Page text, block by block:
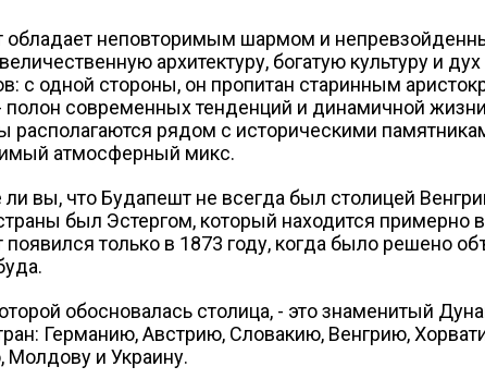
обладает неповторимым шармом и
архитектуру, богатую культуру и
с одной стороны, он пропитан старинным
полон современных тенденций и динамичной
располагаются рядом с историческими
атмосферный микс.
ли вы, что Будапешт не всегда был столицей
был Эстергом, который находится примерно
только в 1873 году, когда было решено
обосновалась столица, - это знаменитый
Германию, Австрию, Словакию, Венгрию,
Молдову и Украину.